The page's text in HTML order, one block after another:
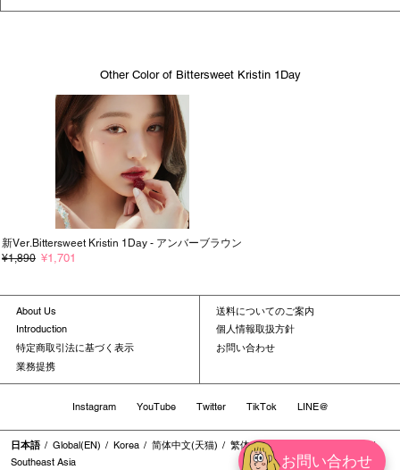
お問い合わせ
Other Color of Bittersweet Kristin 1Day
新ver.Bittersweet Kristin 1Day - アンバーブラウン
¥1,890 ¥1,701
About Us
Introduction
特定商取引法に基づく表示
業務提携
送料についてのご案内
個人情報取扱方針
お問い合わせ
Instagram YouTube Twitter TikTok LINE@
日本語 Global(EN) Korea 简体中文(天猫) 繁体中文
Southeast Asia